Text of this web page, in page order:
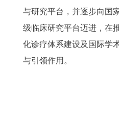
与研究平台，并逐步向国
级临床研究平台迈进，在
化诊疗体系建设及国际学
与引领作用。